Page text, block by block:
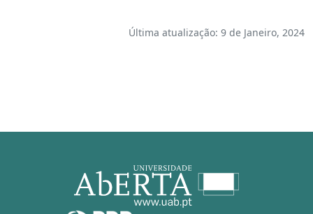
Última atualização: 9 de Janeiro, 2024